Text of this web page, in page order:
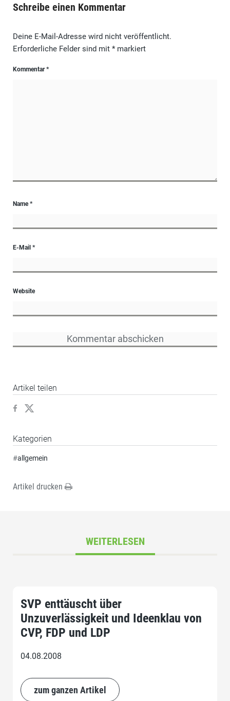
Schreibe einen Kommentar
Deine E-Mail-Adresse wird nicht veröffentlicht.
Erforderliche Felder sind mit *markiert
Kommentar*
Name*
E-Mail *
Website
Artikel teilen
Kategorien
#allgemein
Artikel drucken
WEITERLESEN
SVP enttäuscht über
Unzuverlässigkeit und Ideenklau von
CVP, FDP und LDP
04.08.2008
zum ganzen Artikel